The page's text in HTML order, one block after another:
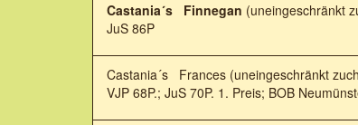
Castania´s Finnegan (uneingeschränkt
JuS 86P
Castania´s Frances (uneingeschränkt
VJP 68P.; JuS 70P. 1. Preis; BOB